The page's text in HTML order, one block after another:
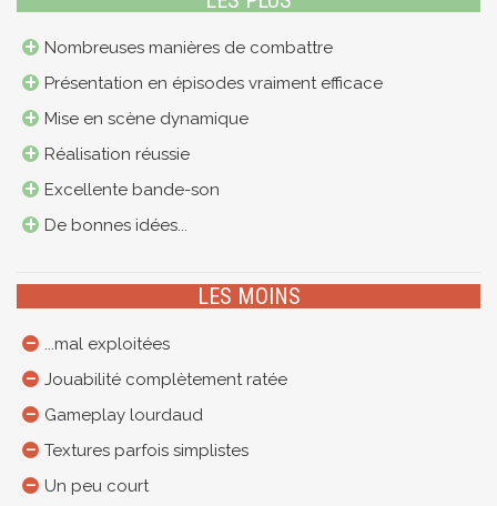
Nombreuses manières de combattre
Présentation en épisodes vraiment efficace
Mise en scène dynamique
Réalisation réussie
Excellente bande-son
De bonnes idées...
LES MOINS
...mal exploitées
Jouabilité complètement ratée
Gameplay lourdaud
Textures parfois simplistes
Un peu court